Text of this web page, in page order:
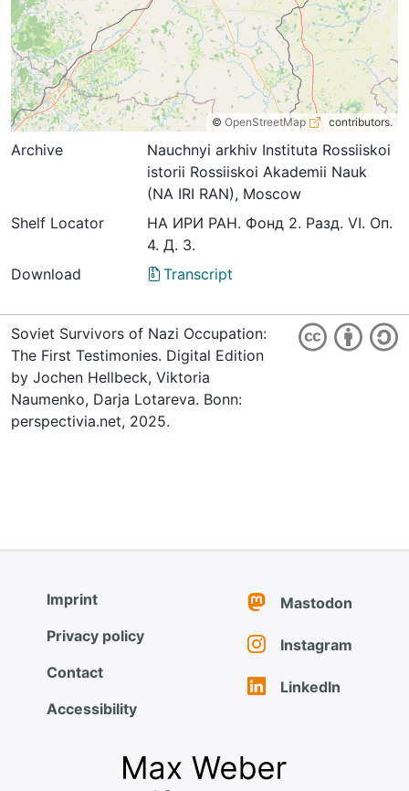
© OpenStreetMap contributors.
Archive
Nauchnyi arkhiv Instituta Rossiiskoi
istorii Rossiiskoi Akademii Nauk
(NA IRI RAN), Moscow
Shelf Locator
НА ИРИ РАН. Фонд 2. Разд. VI. Оп.
4. Д. 3.
Download
Transcript
Soviet Survivors of Nazi Occupation:
The First Testimonies. Digital Edition
by Jochen Hellbeck, Viktoria
Naumenko, Darja Lotareva. Bonn:
perspectivia.net, 2025.
Imprint
Privacy policy
Contact
Accessibility
Mastodon
Instagram
LinkedIn